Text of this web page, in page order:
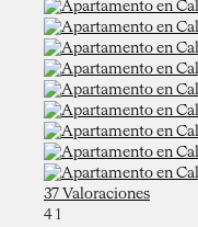
37 Valoraciones
4 1